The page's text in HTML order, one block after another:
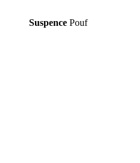
Suspence Pouf